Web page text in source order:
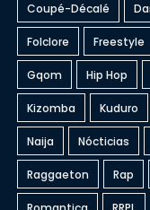
Coupé-Décalé
Folclore Freestyle
Gqom Hip Hop
Kizomba Kuduro
Naija Nócticias
Raggaeton Rap